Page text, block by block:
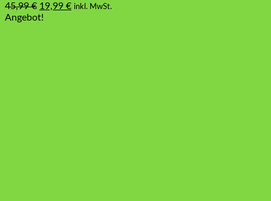
45,99€ Ursprünglicher
Preis
19,99 €Aktueller
inkl. MwSt.
Angebot!